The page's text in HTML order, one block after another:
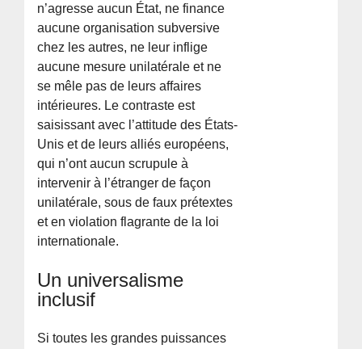
n’agresse aucun État, ne finance
aucune organisation subversive
chez les autres, ne leur inflige
aucune mesure unilatérale et ne
se mêle pas de leurs affaires
intérieures. Le contraste est
saisissant avec l’attitude des États-
Unis et de leurs alliés européens,
qui n’ont aucun scrupule à
intervenir à l’étranger de façon
unilatérale, sous de faux prétextes
et en violation flagrante de la loi
internationale.
Un universalisme
inclusif
Si toutes les grandes puissances